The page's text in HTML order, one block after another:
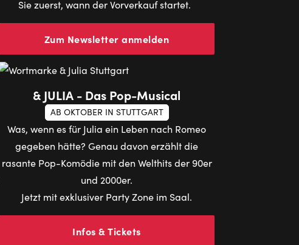
Sie zuerst, wann der Vorverkauf startet.
Zum Newsletter anmelden
& JULIA - Das Pop-Musical
AB OKTOBER IN STUTTGART
Was, wenn es für Julia ein Leben nach Romeo
gegeben hätte? Genau davon erzählt die
rasante Pop-Komödie mit den Welthits der 90er
und 2000er.
Jetzt mit exklusiver Party Zone im Saal.
Infos & Tickets